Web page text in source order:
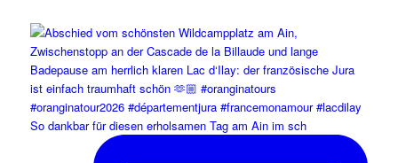
So dankbar für diesen erholsamen Tag am Ain im sch